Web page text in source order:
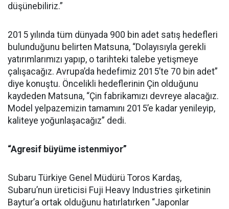
düşünebiliriz.”
2015 yılında tüm dünyada 900 bin adet satış hedefleri
bulunduğunu belirten Matsuna, “Dolayısıyla gerekli
yatırımlarımızı yapıp, o tarihteki talebe yetişmeye
çalışacağız. Avrupa’da hedefimiz 2015’te 70 bin adet”
diye konuştu. Öncelikli hedeflerinin Çin olduğunu
kaydeden Matsuna, “Çin fabrikamızı devreye alacağız.
Model yelpazemizin tamamını 2015’e kadar yenileyip,
kaliteye yoğunlaşacağız” dedi.
“Agresif büyüme istenmiyor”
Subaru Türkiye Genel Müdürü Toros Kardaş,
Subaru’nun üreticisi Fuji Heavy Industries şirketinin
Baytur’a ortak olduğunu hatırlatırken “Japonlar